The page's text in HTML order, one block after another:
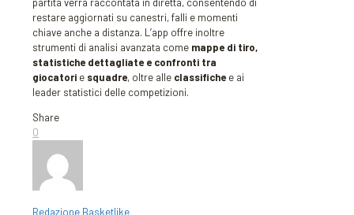
partita verrà raccontata in diretta, consentendo di
restare aggiornati su canestri, falli e momenti
chiave anche a distanza. L’app offre inoltre
strumenti di analisi avanzata come mappe di tiro,
statistiche dettagliate e confronti tra
giocatori e squadre, oltre alle classifiche e ai
leader statistici delle competizioni.
Share
0
Redazione Basketlike